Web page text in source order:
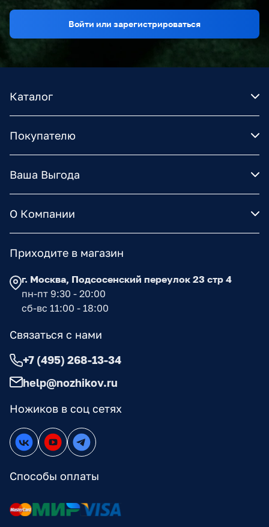
Войти или зарегистрироваться
Каталог
Покупателю
Ваша Выгода
О Компании
Ножиков в соц сетях
Способы оплаты
Приходите в магазин
г. Москва, Подсосенский переулок 23 стр 4
пн-пт 9:30 - 20:00
сб-вс 11:00 - 18:00
Связаться с нами
+7 (495) 268-13-34
help@nozhikov.ru